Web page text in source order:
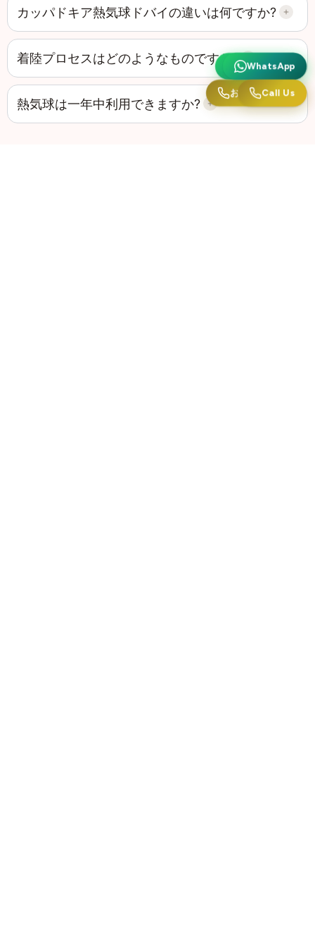
カッパドキア熱気球ドバイの違いは何ですか?
着陸プロセスはどのようなものですか?
熱気球は一年中利用できますか?
ワッツアップ
お電話ください
WhatsApp
Call Us